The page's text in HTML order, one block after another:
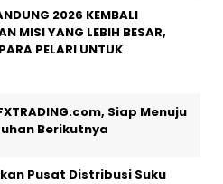
2026 KEMBALI
MISI YANG LEBIH BESAR,
PELARI UNTUK
Siap Menuju
Berikutnya
Pusat Distribusi Suku